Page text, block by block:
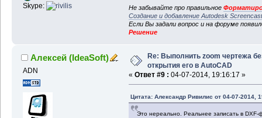
Skype: Не забывайте про правильное
Создание и добавление Autodesk
Если Вы задали вопрос и на форуме
Решение
Алексей (IdeaSoft)
ADN
Re: Выполнить zoom чертежа
открытия его в AutoCAD
« Ответ #9 : 04-07-2014, 19:16:17 »
Цитата: Александр Ривилис от 04-07-2014,
Это нереально. Реальнее записать в DXF-